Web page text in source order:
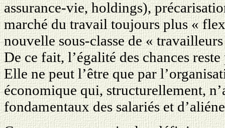
assurance-vie, holdings),
marché du travail toujours plus «
nouvelle sous-classe de «
De ce fait, l’égalité des chances
Elle ne peut l’être que par
économique qui, structurellement,
fondamentaux des salariés et